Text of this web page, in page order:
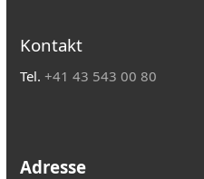
Kontakt
Tel.+41 43 543 00 80
Adresse